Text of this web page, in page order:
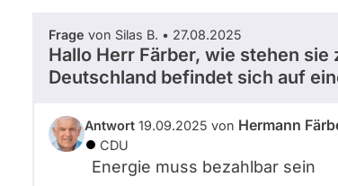
Frage von Silas B. • 27.08.2025
Hallo Herr Färber, wie stehen
Deutschland befindet sich auf
Antwort 19.09.2025 von Hermann
CDU
Energie muss bezahlbar sein